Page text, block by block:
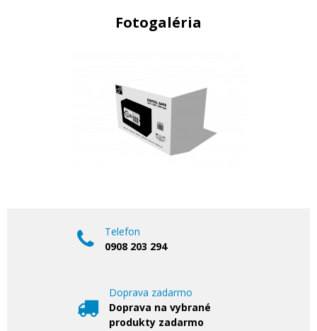
Fotogaléria
Telefon
0908 203 294
Doprava zadarmo
Doprava na vybrané
produkty zadarmo